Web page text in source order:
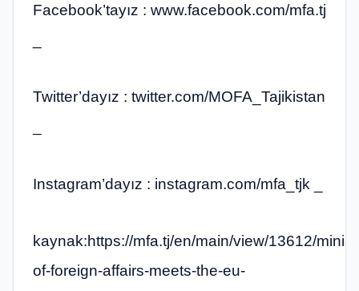
Facebook’tayız : www.facebook.com/mfa.tj
Twitter’dayız : twitter.com/MOFA_Tajikistan
Instagram’dayız : instagram.com/mfa_tjk _
kaynak:https://mfa.tj/en/main/view/13612/
of-foreign-affairs-meets-the-eu-